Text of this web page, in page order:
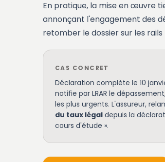
En pratique, la mise en œuvre
annonçant l'engagement des
retomber le dossier sur les
CAS CONCRET
Déclaration complète le 10
notifie par LRAR le
les plus urgents. L'assureur,
du taux légal depuis la
cours d'étude ».